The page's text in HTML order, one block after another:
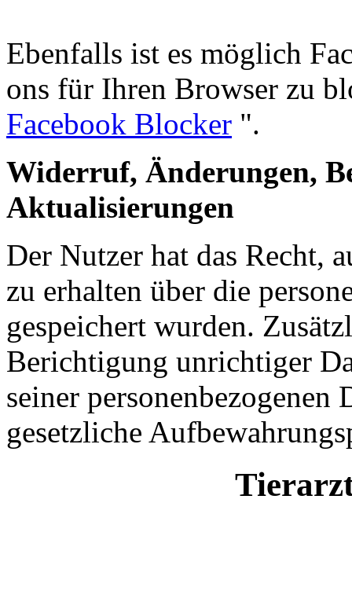
Ebenfalls ist es möglich
ons für Ihren Browser zu
Facebook Blocker ".
Widerruf, Änderungen,
Aktualisierungen
Der Nutzer hat das Recht,
zu erhalten über die
gespeichert wurden.
Berichtigung unrichtiger
seiner personenbezogenen
gesetzliche